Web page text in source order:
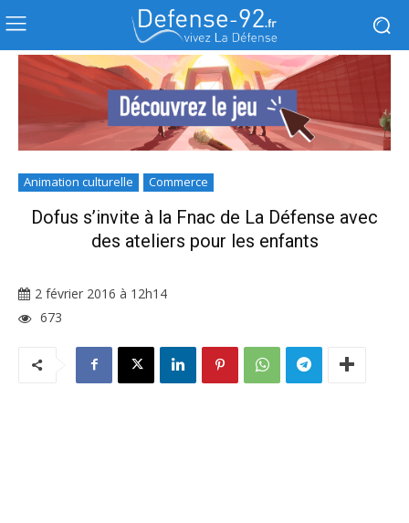
Animation culturelle Commerce
Dofus s’invite à la Fnac de La Défense avec
des ateliers pour les enfants
2 février 2016 à 12h14
673